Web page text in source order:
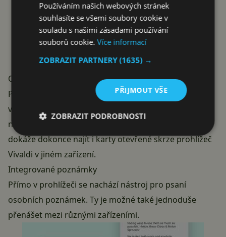
Ovládání karet přes nový přepínač
Přes rychlé „swipování“ neboli tažení prstem vlevo či
vpravo je možné najít otevřené karty, privátní karty
nebo nedávno zavřené karty. Android aplikace takto
dokáže dokonce najít i karty otevřené skrze prohlížeč
Vivaldi v jiném zařízení.
Integrované poznámky
Přímo v prohlížeči se nachází nástroj pro psaní
osobních poznámek. Ty je možné také jednoduše
přenášet mezi různými zařízeními.
Používáním našich webových stránek
souhlasíte se všemi soubory cookie v
souladu s našimi zásadami používání
souborů cookie.Více informací
ZOBRAZIT PARTNERY(1635) →
PŘIJMOUT VŠE
ZOBRAZIT PODROBNOSTI